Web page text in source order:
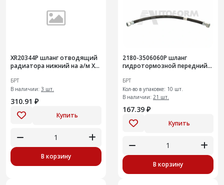
ХR20344Р шланг отводящий
радиатора нижний на а/м X-
БРТ
В наличии: 3 шт.
310.91 ₽
Купить
В корзину
2180-3506060Р шланг
гидротормозной передний
БРТ
Кол-во в упаковке: 10 шт.
В наличии: 21 шт.
167.39 ₽
Купить
В корзину